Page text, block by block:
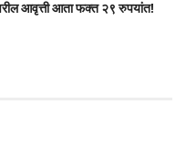
आवृत्ती आता फक्त २९ रुपयांत!